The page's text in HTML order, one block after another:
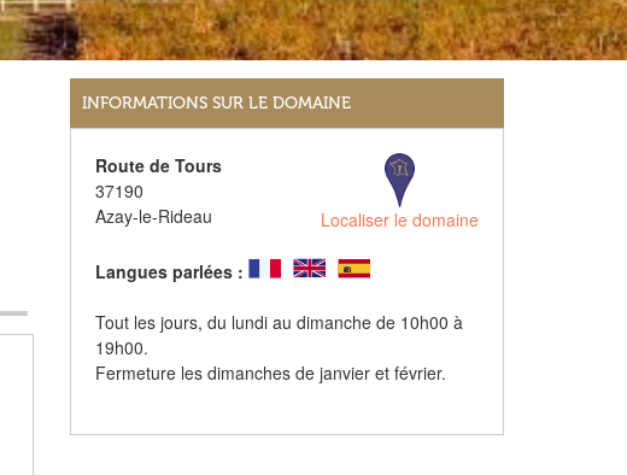
INFORMATIONS SUR LE DOMAINE
Route de Tours
37190
Azay-le-Rideau
Localiser le domaine
Langues parlées :
Tout les jours, du lundi au dimanche de 10h00 à
19h00.
Fermeture les dimanches de janvier et février.